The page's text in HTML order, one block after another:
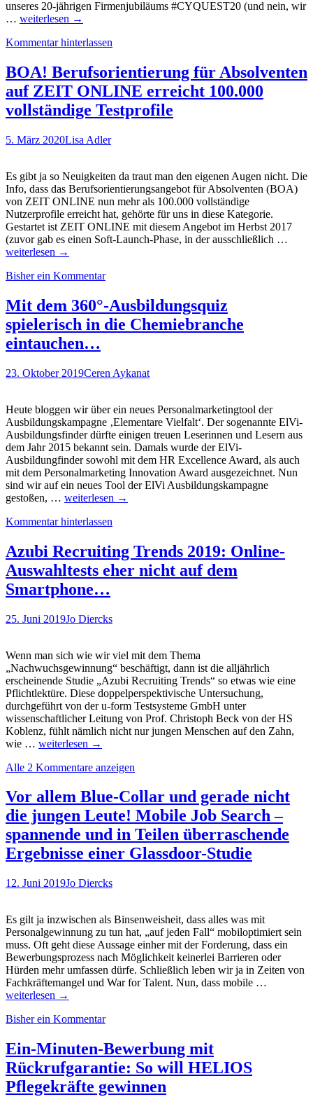
unseres 20-jährigen Firmenjubiläums #CYQUEST20 (und nein, wir
… Dringend
Online-
Digitales
Recruiting
und
Remote
Onboarding
weiterlesen →
Kommentar hinterlassen
BOA! Berufsorientierung für Absolventen
auf ZEIT ONLINE erreicht 100.000
vollständige Testprofile
5. März 2020Lisa Adler
Es gibt ja so Neuigkeiten da traut man den eigenen Augen nicht. Die
Info, dass das Berufsorientierungsangebot für Absolventen (BOA)
von ZEIT ONLINE nun mehr als 100.000 vollständige
Nutzerprofile erreicht hat, gehörte für uns in diese Kategorie.
Gestartet ist ZEIT ONLINE mit diesem Angebot im Herbst 2017
(zuvor gab es einen Soft-Launch-Phase, in der ausschließlich …
weiterlesen →
Bisher ein Kommentar
Mit dem 360°-Ausbildungsquiz
spielerisch in die Chemiebranche
eintauchen…
23. Oktober 2019Ceren Aykanat
Heute bloggen wir über ein neues Personalmarketingtool der
Ausbildungskampagne ‚Elementare Vielfalt‘. Der sogenannte ElVi-
Ausbildungsfinder dürfte einigen treuen Leserinnen und Lesern aus
dem Jahr 2015 bekannt sein. Damals wurde der ElVi-
Ausbildungfinder sowohl mit dem HR Excellence Award, als auch
mit dem Personalmarketing Innovation Award ausgezeichnet. Nun
sind wir auf ein neues Tool der ElVi Ausbildungskampagne
gestoßen, … Mit
360°-
spielerisch
in
die
Chemiebranche
eintauchen…
weiterlesen →
Kommentar hinterlassen
Azubi Recruiting Trends 2019: Online-
Auswahltests eher nicht auf dem
Smartphone…
25. Juni 2019Jo Diercks
Wenn man sich wie wir viel mit dem Thema
„Nachwuchsgewinnung“ beschäftigt, dann ist die alljährlich
erscheinende Studie „Azubi Recruiting Trends“ so etwas wie eine
Pflichtlektüre. Diese doppelperspektivische Untersuchung,
durchgeführt von der u-form Testsysteme GmbH unter
wissenschaftlicher Leitung von Prof. Christoph Beck von der HS
Koblenz, fühlt nämlich nicht nur jungen Menschen auf den Zahn,
wie … Azubi
Trends
Online-
Auswahltests
eher
nicht
auf
dem
weiterlesen →
Alle 2 Kommentare anzeigen
Vor allem Blue-Collar und gerade nicht
die jungen Leute! Mobile Job Search –
spannende und in Teilen überraschende
Ergebnisse einer Glassdoor-Studie
12. Juni 2019Jo Diercks
Es gilt ja inzwischen als Binsenweisheit, dass alles was mit
Personalgewinnung zu tun hat, „auf jeden Fall“ mobiloptimiert sein
muss. Oft geht diese Aussage einher mit der Forderung, dass ein
Bewerbungsprozess nach Möglichkeit keinerlei Barrieren oder
Hürden mehr umfassen dürfe. Schließlich leben wir ja in Zeiten von
Fachkräftemangel und War for Talent. Nun, dass mobile …
weiterlesen →
Bisher ein Kommentar
Ein-Minuten-Bewerbung mit
Rückrufgarantie: So will HELIOS
Pflegekräfte gewinnen